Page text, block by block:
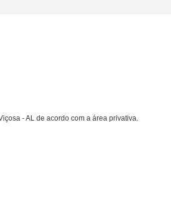
- AL de acordo com a área privativa.